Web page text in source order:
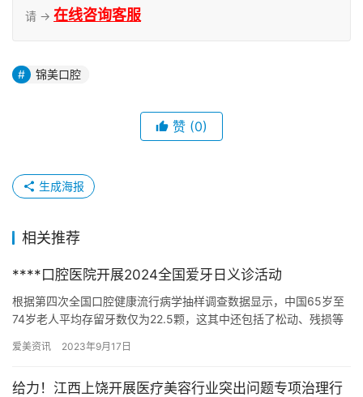
请 → 在线咨询客服
锦美口腔
赞 (0)
生成海报
相关推荐
****口腔医院开展2024全国爱牙日义诊活动
根据第四次全国口腔健康流行病学抽样调查数据显示，中国65岁至
74岁老人平均存留牙数仅为22.5颗，这其中还包括了松动、残损等
爱美资讯 2023年9月17日
给力！江西上饶开展医疗美容行业突出问题专项治理行